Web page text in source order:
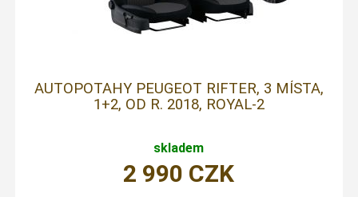
AUTOPOTAHY PEUGEOT RIFTER, 3 MÍSTA,
1+2, OD R. 2018, ROYAL-2
skladem
2 990 CZK